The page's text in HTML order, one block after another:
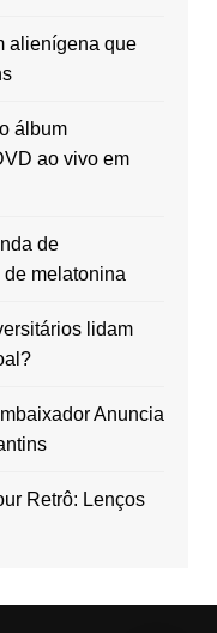
alienígena que
álbum
ao vivo em
de
melatonina
lidam
Anuncia
Retrô: Lenços